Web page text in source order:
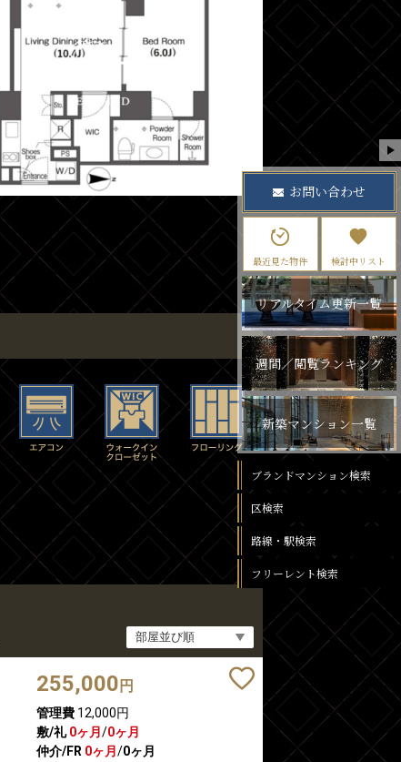
255,000 円
管理費12,000円
敷/礼 0ヶ月 /0ヶ月
仲介/FR 0ヶ月 /0ヶ月
お問い合わせ
最近見た物件 検討中リスト
リアルタイム更新一覧
週間／閲覧ランキング
新築マンション一覧
ブランドマンション検索
区検索
路線・駅検索
フリーレント検索